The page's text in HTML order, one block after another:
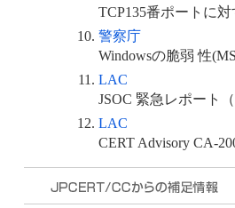
TCP135番ポートに
警察庁
Windowsの脆弱 性
LAC
JSOC 緊急レポート（
LAC
CERT Advisory CA-